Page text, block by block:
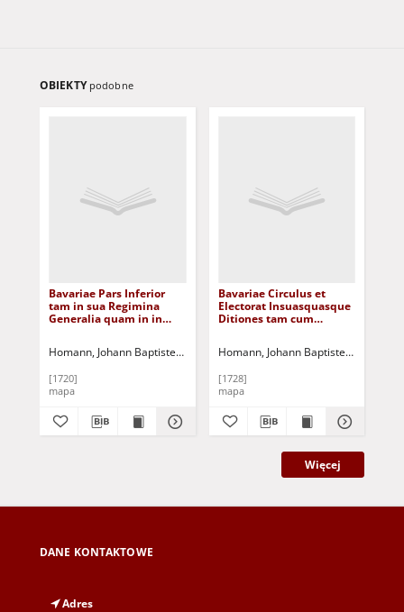
OBIEKTY podobne
Bavariae Pars Inferior
tam in sua Regimina
Generalia quam in in
divisa [Dokument
Homann, Johann Baptiste (1664-1724)
[1720]
mapa
Bavariae Circulus et
Electorat Insuasquasque
Ditiones tam cum
accuratisime divisu = La
comprend la Regence
d'Amberg le Palatinat de
... [Dokument
kartograficzny]
Homann, Johann Baptiste (1664-
[1728]
mapa
Więcej
DANE KONTAKTOWE
Adres